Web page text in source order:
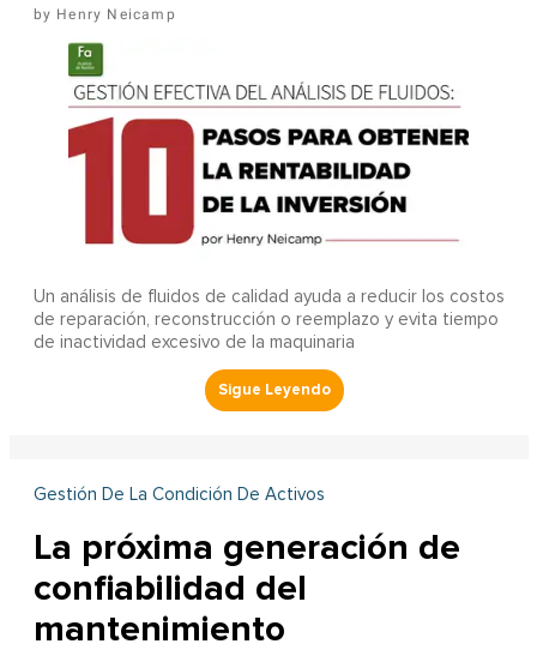
Henry Neicamp
Un análisis de fluidos de calidad ayuda a reducir los costos
de reparación, reconstrucción o reemplazo y evita tiempo
de inactividad excesivo de la maquinaria
Gestión De La Condición De Activos
La próxima generación de
confiabilidad del
mantenimiento